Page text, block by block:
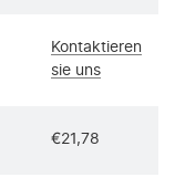
Kontaktieren
sie uns
€21,78